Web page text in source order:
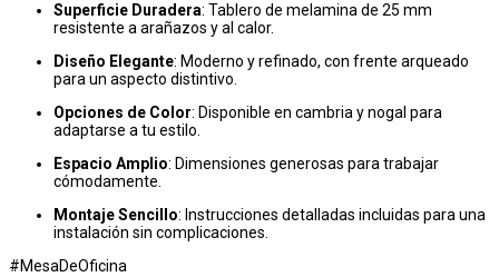
Superficie Duradera: Tablero de melamina de 25 mm
resistente a arañazos y al calor.
Diseño Elegante: Moderno y refinado, con frente arqueado
para un aspecto distintivo.
Opciones de Color: Disponible en cambria y nogal para
adaptarse a tu estilo.
Espacio Amplio: Dimensiones generosas para trabajar
cómodamente.
Montaje Sencillo: Instrucciones detalladas incluidas para una
instalación sin complicaciones.
#MesaDeOficina